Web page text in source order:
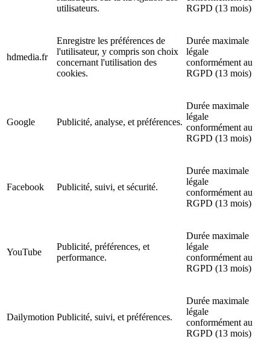
utilisateurs.
RGPD (13 mois)
hdmedia.fr
Enregistre les préférences de
l'utilisateur, y compris son choix
concernant l'utilisation des
cookies.
Durée maximale
légale
conformément au
RGPD (13 mois)
Google Publicité, analyse, et préférences.
Durée maximale
légale
conformément au
RGPD (13 mois)
Facebook Publicité, suivi, et sécurité.
Durée maximale
légale
conformément au
RGPD (13 mois)
YouTube
Publicité, préférences, et
performance.
Durée maximale
légale
conformément au
RGPD (13 mois)
Dailymotion Publicité, suivi, et préférences.
Durée maximale
légale
conformément au
RGPD (13 mois)